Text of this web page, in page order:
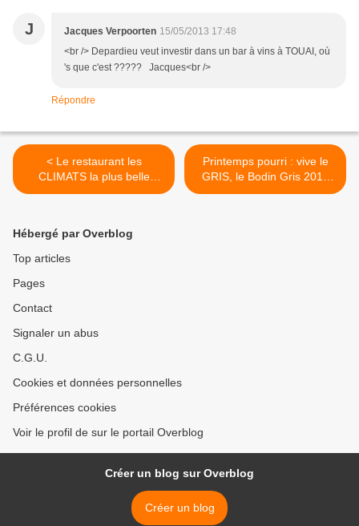
J Jacques Verpoorten 15/05/2013 17:48
<br /> Depardieu veut investir dans un bar à vins à TOUAI, où
's que c'est ????? Jacques<br />
Répondre
< Le restaurant les
CLIMATS la plus belle
ambassade des vins de
Printemps pourri : vive le
GRIS, le Bodin Gris 2011
de Patrice Colin. >
Hébergé par Overblog
Top articles
Pages
Contact
Signaler un abus
C.G.U.
Cookies et données personnelles
Préférences cookies
Voir le profil de sur le portail Overblog
Créer un blog sur Overblog
Créer un blog